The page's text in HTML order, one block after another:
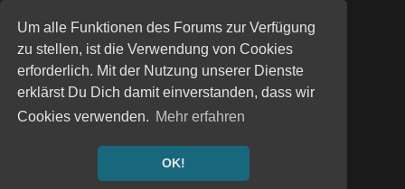
Um alle Funktionen des Forums zur Verfügung
zu stellen, ist die Verwendung von Cookies
erforderlich. Mit der Nutzung unserer Dienste
erklärst Du Dich damit einverstanden, dass wir
Cookies verwenden. Mehr erfahren
OK!